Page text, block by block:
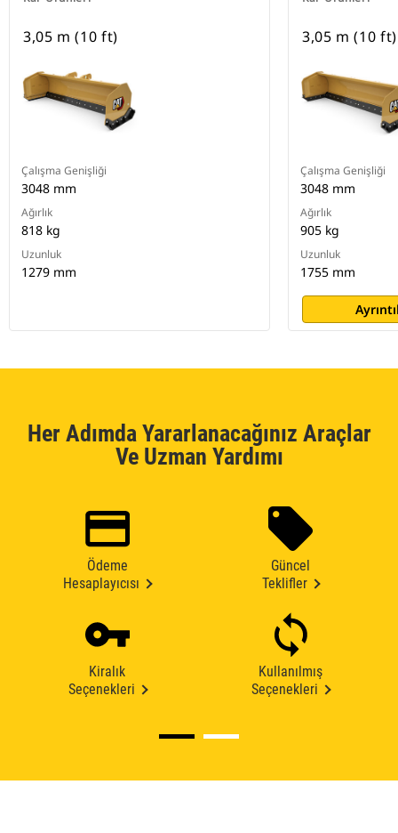
3,05 m (10 ft)
Çalışma Genişliği
3048 mm
Ağırlık
818 kg
Uzunluk
1279 mm
3,05 m (10 ft)
Çalışma Genişliği
3048 mm
Ağırlık
905 kg
Uzunluk
1755 mm
Her Adımda Yararlanacağınız Araçlar
Ve Uzman Yardımı
Ödeme
Hesaplayıcısı
Güncel
Teklifler
Kiralık
Seçenekleri
Kullanılmış
Seçenekleri